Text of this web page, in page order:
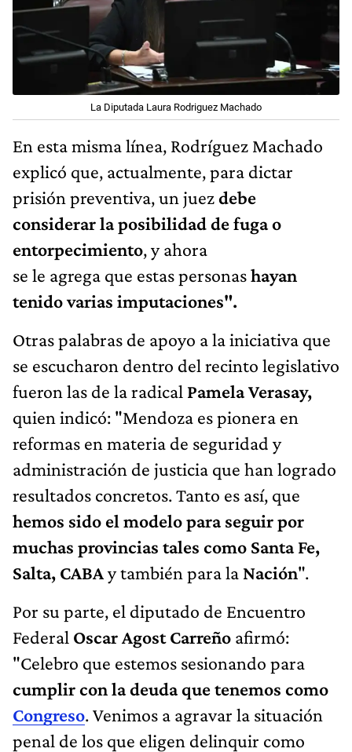
La Diputada Laura Rodriguez Machado
En esta misma línea, Rodríguez Machado
explicó que, actualmente, para dictar
prisión preventiva, un juezdebe
considerar la posibilidad de fuga o
entorpecimiento, y ahora
se le agrega que estas personashayan
tenido varias imputaciones".
Otras palabras de apoyo a la iniciativa que
se escucharon dentro del recinto legislativo
fueron las de la radical Pamela Verasay,
quien indicó: "Mendoza es pionera en
reformas en materia de seguridad y
administración de justicia que han logrado
resultados concretos. Tanto es así, que
hemos sido el modelo para seguir por
muchas provincias tales como Santa Fe,
Salta, CABAy también para la Nación".
Por su parte, el diputado de Encuentro
Federal Oscar Agost Carreño afirmó:
"Celebro que estemos sesionando para
cumplir con la deuda que tenemos como
Congreso. Venimos a agravar la situación
penal de los que eligen delinquir como